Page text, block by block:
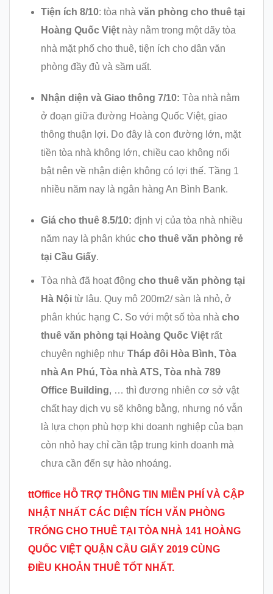
Tiện ích 8/10: tòa nhà văn phòng cho thuê tại
Hoàng Quốc Việtnày nằm trong một dãy tòa
nhà mặt phố cho thuê, tiện ích cho dân văn
phòng đầy đủ và sầm uất.
Nhận diện và Giao thông 7/10: Tòa nhà nằm
ở đoạn giữa đường Hoàng Quốc Việt, giao
thông thuận lợi. Do đây là con đường lớn, mặt
tiền tòa nhà không lớn, chiều cao không nổi
bật nên về nhận diện không có lợi thế. Tầng 1
nhiều năm nay là ngân hàng An Bình Bank.
Giá cho thuê 8.5/10: định vị của tòa nhà nhiều
năm nay là phân khúc cho thuê văn phòng rẻ
tại Cầu Giấy.
Tòa nhà đã hoạt động cho thuê văn phòng tại
Hà Nộitừ lâu. Quy mô 200m2/ sàn là nhỏ, ở
phân khúc hạng C. So với một số tòa nhà cho
thuê văn phòng tại Hoàng Quốc Việtrất
chuyên nghiệp như Tháp đôi Hòa Bình, Tòa
nhà An Phú, Tòa nhà ATS, Tòa nhà 789
Office Building, … thì đương nhiên cơ sở vật
chất hay dịch vụ sẽ không bằng, nhưng nó vẫn
là lựa chọn phù hợp khi doanh nghiệp của bạn
còn nhỏ hay chỉ cần tập trung kinh doanh mà
chưa cần đến sự hào nhoáng.
ttOffice HỖ TRỢ THÔNG TIN MIỄN PHÍ VÀ CẬP
NHẬT NHẤT CÁC DIỆN TÍCH VĂN PHÒNG
TRỐNG CHO THUÊ TẠI TÒA NHÀ 141 HOÀNG
QUỐC VIỆT QUẬN CẦU GIẤY 2019 CÙNG
ĐIỀU KHOẢN THUÊ TỐT NHẤT.